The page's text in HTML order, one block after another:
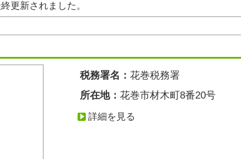
更新されました。
税務署名： 花巻税務署
所在地： 花巻市材木町8番20号
詳細を見る